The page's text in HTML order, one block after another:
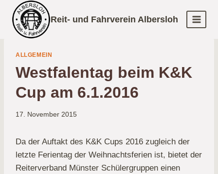
Inhalt
springen
Reit- und Fahrverein Albersloh
ALLGEMEIN
Westfalentag beim K&K
Cup am 6.1.2016
17. November 2015
Da der Auftakt des K&K Cups 2016 zugleich der
letzte Ferientag der Weihnachtsferien ist, bietet der
Reiterverband Münster Schülergruppen einen